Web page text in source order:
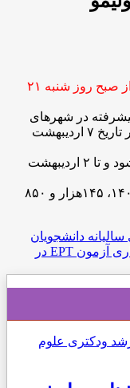
ثبت نام آزمون تولیمو اردیبهشت ماه ۱۴۰۰ از صبح روز شنبه ۲۱
در شهرهای
تهران، کرمان، اصفهان، آمل، یزد و مشهد در تاریخ ۷ اردیبهشت
ثبت نام این آزمون از ۲۱ فروردین آغاز می‌شود و تا ۲ اردیبهشت
هزینه شرکت در آزمون تولیمو اردیبهشت ۱۴۰۰، ۱۴۵هزار و ۸۵۰
دانشجویان
مطلب بعدی: عدم برگزاری آزمون EPT در